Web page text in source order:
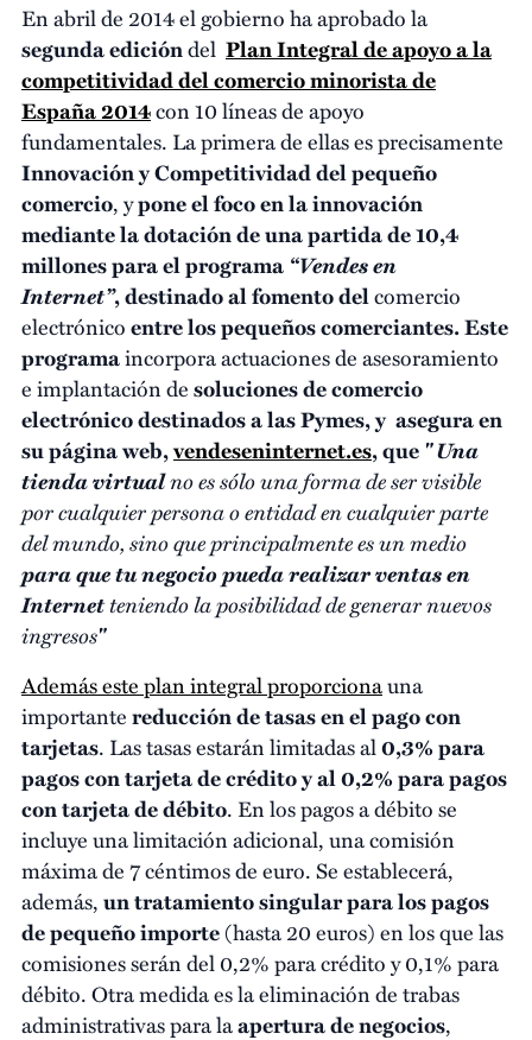
En abril de 2014 el gobierno ha aprobado la
segunda edicióndel Plan Integral de apoyo a la
competitividad del comercio minorista de
España 2014con10 líneas de apoyo
fundamentales. La primera de ellas es precisamente
Innovación y Competitividad del pequeño
comercio, ypone el foco en la innovación
mediante la dotación de una partida de 10,4
millones para el programa “Vendes en
Internet”, destinado al fomento delcomercio
electrónicoentre los pequeños comerciantes. Este
programaincorpora actuaciones de asesoramiento
e implantación desoluciones de comercio
electrónicodestinados a las Pymes, y asegura en
supágina web,vendeseninternet.es,que "Una
tienda virtualno es sólo una forma de ser visible
por cualquier persona o entidad en cualquier parte
del mundo, sino que principalmente es un medio
para que tu negocio pueda realizar ventas en
Internetteniendo la posibilidad de generar nuevos
ingresos"
Además este plan integral proporcionauna
importantereducción de tasas en el pago con
tarjetas. Las tasas estarán limitadas al0,3% para
pagos con tarjeta de crédito y al 0,2% para pagos
con tarjeta de débito. En los pagos a débito se
incluye una limitación adicional,una comisión
máxima de 7 céntimos de euro. Se establecerá,
además,un tratamiento singular para los pagos
de pequeño importe(hasta 20 euros) en los que las
comisiones serán del 0,2% para crédito y 0,1% para
débito. Otra medida es la eliminación de trabas
administrativas para laapertura de negocios,